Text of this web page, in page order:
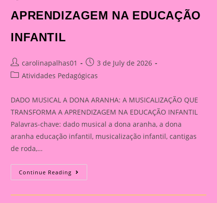
APRENDIZAGEM NA EDUCAÇÃO
INFANTIL
Post
author:
carolinapalhas01
Post
published:
3 de July de 2026
PostAtividades Pedagógicas
DADO MUSICAL A DONA ARANHA: A MUSICALIZAÇÃO QUE
TRANSFORMA A APRENDIZAGEM NA EDUCAÇÃO INFANTIL
Palavras-chave: dado musical a dona aranha, a dona
aranha educação infantil, musicalização infantil, cantigas
de roda,…
Continue Reading DADO
MUSICAL
DONA